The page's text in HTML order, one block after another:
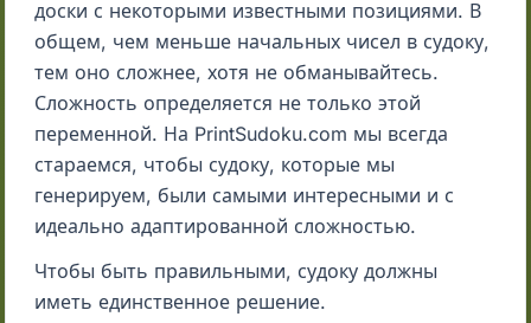
доски с некоторыми известными позициями. В
общем, чем меньше начальных чисел в судоку,
тем оно сложнее, хотя не обманывайтесь.
Сложность определяется не только этой
переменной. На PrintSudoku.com мы всегда
стараемся, чтобы судоку, которые мы
генерируем, были самыми интересными и с
идеально адаптированной сложностью.
Чтобы быть правильными, судоку должны
иметь единственное решение.